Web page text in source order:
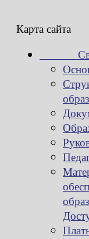
Карта сайта